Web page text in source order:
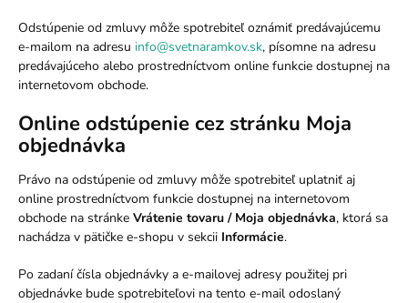
Odstúpenie od zmluvy môže spotrebiteľ oznámiť predávajúcemu
e-mailom na adresu info@svetnaramkov.sk, písomne na adresu
predávajúceho alebo prostredníctvom online funkcie dostupnej na
internetovom obchode.
Online odstúpenie cez stránku Moja
objednávka
Právo na odstúpenie od zmluvy môže spotrebiteľ uplatniť aj
online prostredníctvom funkcie dostupnej na internetovom
obchode na stránke Vrátenie tovaru / Moja objednávka, ktorá sa
nachádza v pätičke e-shopu v sekcii Informácie.
Po zadaní čísla objednávky a e-mailovej adresy použitej pri
objednávke bude spotrebiteľovi na tento e-mail odoslaný